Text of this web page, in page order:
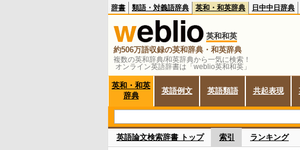
複数の英和辞典/和英辞典から一気に検索！
オンライン英語辞書は「weblio英和和英」
辞書 類語・対義語辞典 英和・和英辞典 日中中日辞典
英和和英
約506万語収録の英和辞典・和英辞典
英和・和英
辞典
英語例文 英語類語 共起表現
英語論文検索辞書 トップ 索引 ランキング